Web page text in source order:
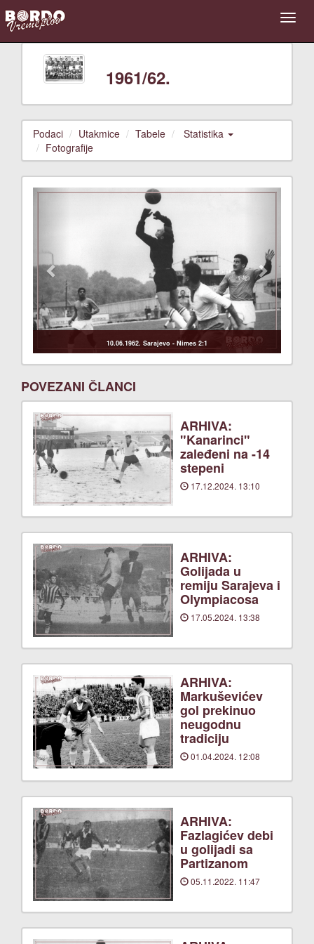
1961/62.
Podaci Utakmice Tabele
Statistika
Fotografije
10.06.1962. Sarajevo - Nimes 2:1
Previous Next
POVEZANI ČLANCI
ARHIVA:
"Kanarinci"
zaleđeni na -14
stepeni
17.12.2024. 13:10
ARHIVA:
Golijada u
remiju Sarajeva i
Olympiacosa
17.05.2024. 13:38
ARHIVA:
Markuševićev
gol prekinuo
neugodnu
tradiciju
01.04.2024. 12:08
ARHIVA:
Fazlagićev debi
u golijadi sa
Partizanom
05.11.2022. 11:47